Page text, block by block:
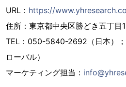
URL： https://
住所：東京都中央区勝どき五丁目
TEL：050-5840-2692（日本）
ローバル）
マーケティング担当：